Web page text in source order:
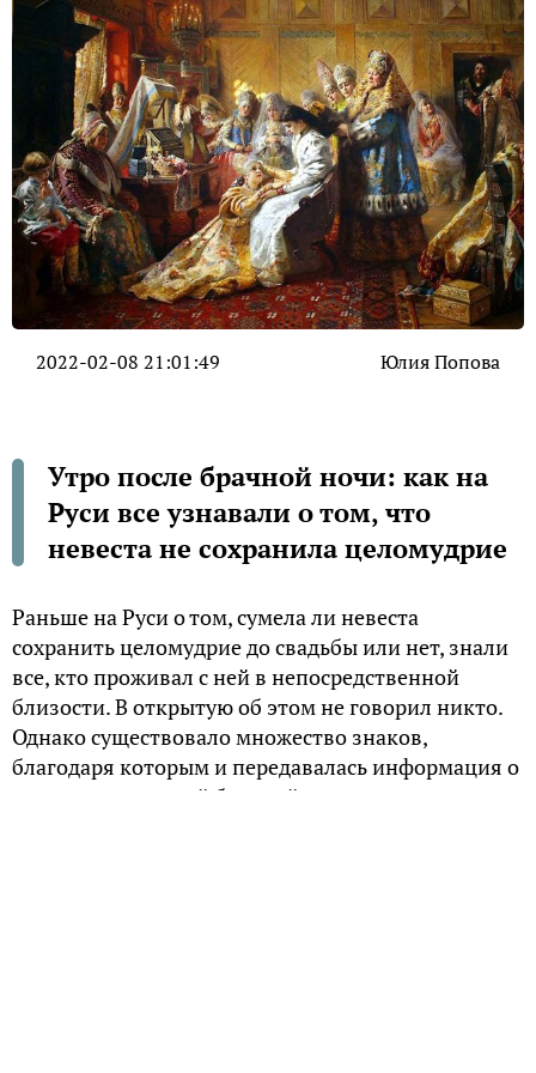
2022-02-08 21:01:49 Юлия Попова
Утро после брачной ночи: как на
Руси все узнавали о том, что
невеста не сохранила целомудрие
Раньше на Руси о том, сумела ли невеста
сохранить целомудрие до свадьбы или нет, знали
все, кто проживал с ней в непосредственной
близости. В открытую об этом не говорил никто.
Однако существовало множество знаков,
благодаря которым и передавалась информация о
результатах первой брачной ночи..